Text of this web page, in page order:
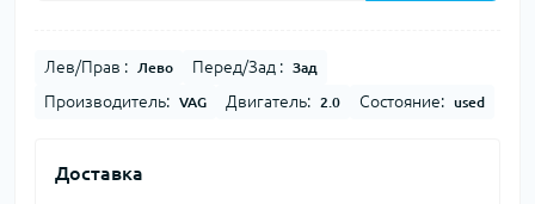
Лев/Прав : Лево Перед/Зад : Зад
Производитель: VAG Двигатель: 2.0 Состояние: used
Доставка